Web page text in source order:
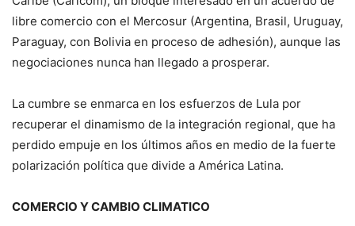
libre comercio con el Mercosur (Argentina, Brasil, Uruguay,
Paraguay, con Bolivia en proceso de adhesión), aunque las
negociaciones nunca han llegado a prosperar.
La cumbre se enmarca en los esfuerzos de Lula por
recuperar el dinamismo de la integración regional, que ha
perdido empuje en los últimos años en medio de la fuerte
polarización política que divide a América Latina.
COMERCIO Y CAMBIO CLIMATICO